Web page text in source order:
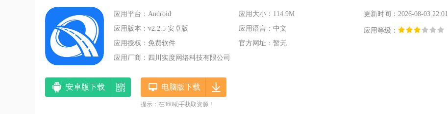
应用平台：Android 应用大小：114.9M
更新时间：2026-08-03 22:01
应用版本：v2.2.5 安卓版
应用语言：中文
应用等级：
应用授权：免费软件
官方网址：暂无
应用厂商：四川实度网络科技有限公司
安卓版下载 电脑版下载
提示：在360助手获取资源！